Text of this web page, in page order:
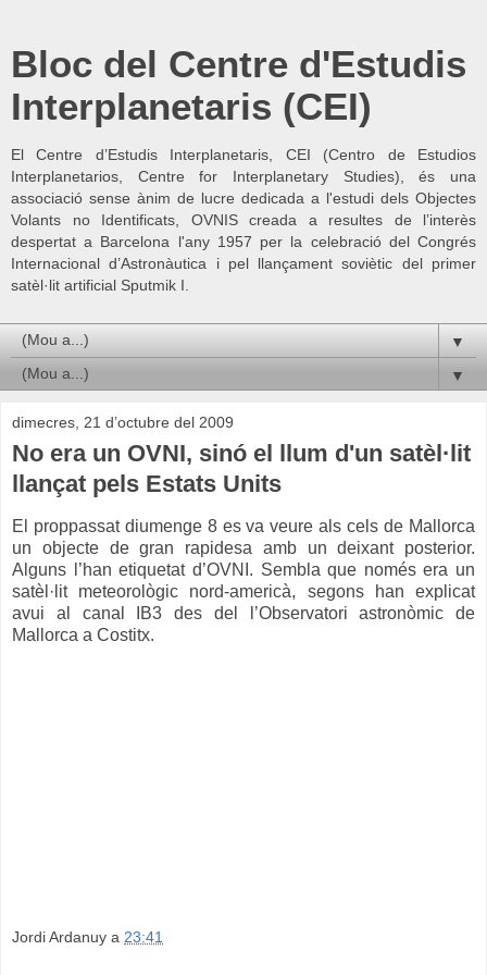
Bloc del Centre d'Estudis
Interplanetaris (CEI)
El Centre d’Estudis Interplanetaris, CEI (Centro de Estudios
Interplanetarios, Centre for Interplanetary Studies), és una
associació sense ànim de lucre dedicada a l'estudi dels Objectes
Volants no Identificats, OVNIS creada a resultes de l’interès
despertat a Barcelona l'any 1957 per la celebració del Congrés
Internacional d’Astronàutica i pel llançament soviètic del primer
satèl·lit artificial Sputmik I.
▼
▼
dimecres, 21 d’octubre del 2009
No era un OVNI, sinó el llum d'un satèl·lit
llançat pels Estats Units
El proppassat diumenge 8 es va veure als cels de Mallorca
un objecte de gran rapidesa amb un deixant posterior.
Alguns l’han etiquetat d’OVNI. Sembla que només era un
satèl·lit meteorològic nord-americà, segons han explicat
avui al canal IB3 des del l’Observatori astronòmic de
Mallorca a Costitx.
Jordi Ardanuy a 23:41